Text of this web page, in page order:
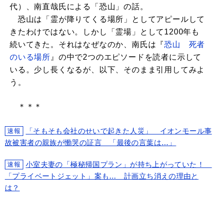
代）、南直哉氏による「恐山」の話。
恐山は「霊が降りてくる場所」としてアピールして
きたわけではない。しかし「霊場」として1200年も
続いてきた。それはなぜなのか、南氏は『恐山 死者
のいる場所 』の中で2つのエピソードを読者に示して
いる。少し長くなるが、以下、そのまま引用してみよ
う。
＊＊＊
速報
「そもそも会社のせいで起きた人災」 イオンモール事
故被害者の親族が慟哭の証言 「最後の言葉は…」
速報
小室夫妻の「極秘帰国プラン」が持ち上がっていた！
「プライベートジェット」案も… 計画立ち消えの理由と
は？